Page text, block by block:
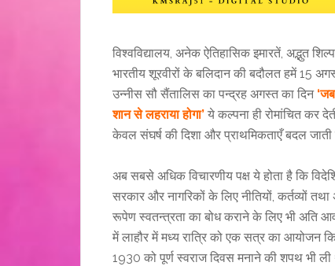
विश्वविद्यालय, अनेक ऐतिहासिक इमारतें, अद्भुत
भारतीय शूरवीरों के बलिदान की बदौलत हमें 15
उन्नीस सौ सैंतालिस का पन्द्रह अगस्त का दिन
शान से लहराया होगा’ ये कल्पना ही रोमांचित कर
केवल संघर्ष की दिशा और प्राथमिकताएँ बदल जाती
अब सबसे अधिक विचारणीय पक्ष ये होता है कि
सरकार और नागरिकों के लिए नीतियों, कर्तव्यों
रूपेण स्वतन्त्रता का बोध कराने के लिए भी अति
में लाहौर में मध्य रात्रि को एक सत्र का आयोजन
1930 को पूर्ण स्वराज दिवस मनाने की शपथ भी